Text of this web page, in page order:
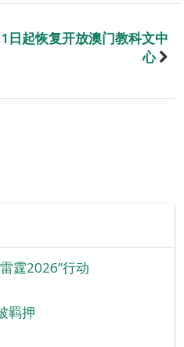
日起恢复开放澳门教科文中
心
霆2026”行动
羁押